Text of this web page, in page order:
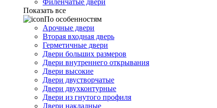
Филенчатые двери
Показать все
По особенностям
Арочные двери
Вторая входная дверь
Герметичные двери
Двери больших размеров
Двери внутреннего открывания
Двери высокие
Двери двустворчатые
Двери двухконтурные
Двери из гнутого профиля
Двери накладные